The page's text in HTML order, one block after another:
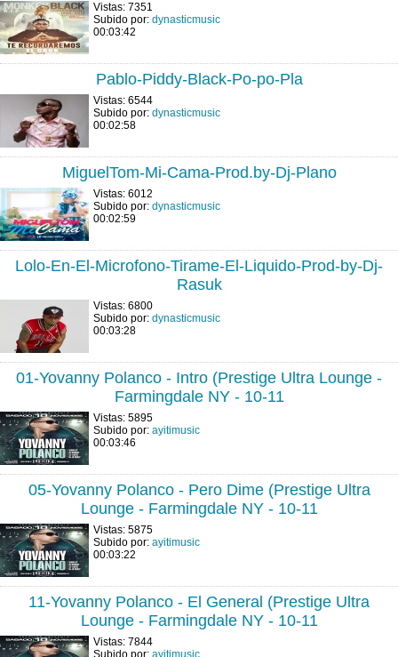
Vistas: 7351
Subido por: dynasticmusic
00:03:42
Pablo-Piddy-Black-Po-po-Pla
Vistas: 6544
Subido por: dynasticmusic
00:02:58
MiguelTom-Mi-Cama-Prod.by-Dj-Plano
Vistas: 6012
Subido por: dynasticmusic
00:02:59
Lolo-En-El-Microfono-Tirame-El-Liquido-Prod-by-Dj-
Rasuk
Vistas: 6800
Subido por: dynasticmusic
00:03:28
01-Yovanny Polanco - Intro (Prestige Ultra Lounge -
Farmingdale NY - 10-11
Vistas: 5895
Subido por: ayitimusic
00:03:46
05-Yovanny Polanco - Pero Dime (Prestige Ultra
Lounge - Farmingdale NY - 10-11
Vistas: 5875
Subido por: ayitimusic
00:03:22
11-Yovanny Polanco - El General (Prestige Ultra
Lounge - Farmingdale NY - 10-11
Vistas: 7844
Subido por: ayitimusic